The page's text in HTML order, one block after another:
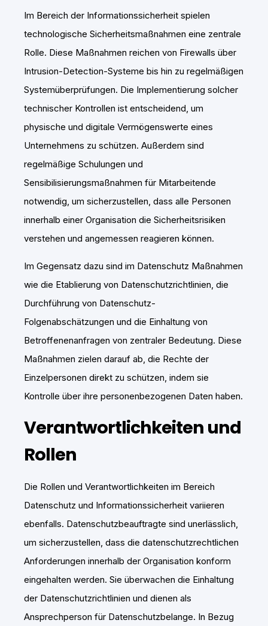
Im Bereich der Informationssicherheit spielen
technologische Sicherheitsmaßnahmen eine zentrale
Rolle. Diese Maßnahmen reichen von Firewalls über
Intrusion-Detection-Systeme bis hin zu regelmäßigen
Systemüberprüfungen. Die Implementierung solcher
technischer Kontrollen ist entscheidend, um
physische und digitale Vermögenswerte eines
Unternehmens zu schützen. Außerdem sind
regelmäßige Schulungen und
Sensibilisierungsmaßnahmen für Mitarbeitende
notwendig, um sicherzustellen, dass alle Personen
innerhalb einer Organisation die Sicherheitsrisiken
verstehen und angemessen reagieren können.
Im Gegensatz dazu sind im Datenschutz Maßnahmen
wie die Etablierung von Datenschutzrichtlinien, die
Durchführung von Datenschutz-
Folgenabschätzungen und die Einhaltung von
Betroffenenanfragen von zentraler Bedeutung. Diese
Maßnahmen zielen darauf ab, die Rechte der
Einzelpersonen direkt zu schützen, indem sie
Kontrolle über ihre personenbezogenen Daten haben.
Verantwortlichkeiten und
Rollen
Die Rollen und Verantwortlichkeiten im Bereich
Datenschutz und Informationssicherheit variieren
ebenfalls. Datenschutzbeauftragte sind unerlässlich,
um sicherzustellen, dass die datenschutzrechtlichen
Anforderungen innerhalb der Organisation konform
eingehalten werden. Sie überwachen die Einhaltung
der Datenschutzrichtlinien und dienen als
Ansprechperson für Datenschutzbelange. In Bezug